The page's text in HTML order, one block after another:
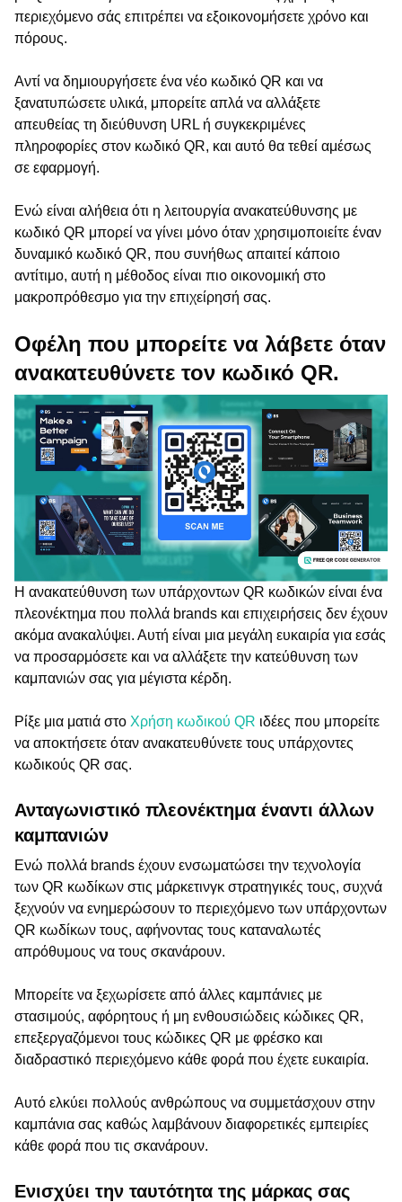
περιεχόμενο σάς επιτρέπει να εξοικονομήσετε χρόνο και
πόρους.
Αντί να δημιουργήσετε ένα νέο κωδικό QR και να
ξανατυπώσετε υλικά, μπορείτε απλά να αλλάξετε
απευθείας τη διεύθυνση URL ή συγκεκριμένες
πληροφορίες στον κωδικό QR, και αυτό θα τεθεί αμέσως
σε εφαρμογή.
Ενώ είναι αλήθεια ότι η λειτουργία ανακατεύθυνσης με
κωδικό QR μπορεί να γίνει μόνο όταν χρησιμοποιείτε έναν
δυναμικό κωδικό QR, που συνήθως απαιτεί κάποιο
αντίτιμο, αυτή η μέθοδος είναι πιο οικονομική στο
μακροπρόθεσμο για την επιχείρησή σας.
Οφέλη που μπορείτε να λάβετε όταν
ανακατευθύνετε τον κωδικό QR.
Η ανακατεύθυνση των υπάρχοντων QR κωδικών είναι ένα
πλεονέκτημα που πολλά brands και επιχειρήσεις δεν έχουν
ακόμα ανακαλύψει. Αυτή είναι μια μεγάλη ευκαιρία για εσάς
να προσαρμόσετε και να αλλάξετε την κατεύθυνση των
καμπανιών σας για μέγιστα κέρδη.
Ρίξε μια ματιά στο Χρήση κωδικού QR ιδέες που μπορείτε
να αποκτήσετε όταν ανακατευθύνετε τους υπάρχοντες
κωδικούς QR σας.
Ανταγωνιστικό πλεονέκτημα έναντι άλλων
καμπανιών
Ενώ πολλά brands έχουν ενσωματώσει την τεχνολογία
των QR κωδίκων στις μάρκετινγκ στρατηγικές τους, συχνά
ξεχνούν να ενημερώσουν το περιεχόμενο των υπάρχοντων
QR κωδίκων τους, αφήνοντας τους καταναλωτές
απρόθυμους να τους σκανάρουν.
Μπορείτε να ξεχωρίσετε από άλλες καμπάνιες με
στασιμούς, αφόρητους ή μη ενθουσιώδεις κώδικες QR,
επεξεργαζόμενοι τους κώδικες QR με φρέσκο και
διαδραστικό περιεχόμενο κάθε φορά που έχετε ευκαιρία.
Αυτό ελκύει πολλούς ανθρώπους να συμμετάσχουν στην
καμπάνια σας καθώς λαμβάνουν διαφορετικές εμπειρίες
κάθε φορά που τις σκανάρουν.
Ενισχύει την ταυτότητα της μάρκας σας